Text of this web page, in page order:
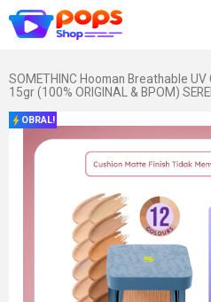
SOMETHINC Hooman Breathable
15gr (100% ORIGINAL & BPOM)
OBRAL!